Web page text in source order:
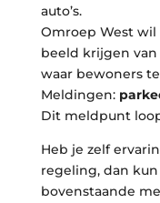
auto’s.
Omroep West
beeld krijgen
waar bewoners
Meldingen:
Dit meldpunt
Heb je zelf
regeling, dan
bovenstaande